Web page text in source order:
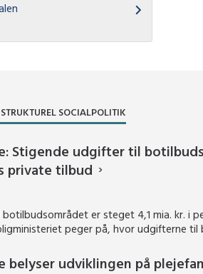
SOCIALPOLITIK
Stigende udgifter til
private tilbud
er steget 4,1 mia. kr. i
peger på, hvor udgifterne til
belyser udviklingen på